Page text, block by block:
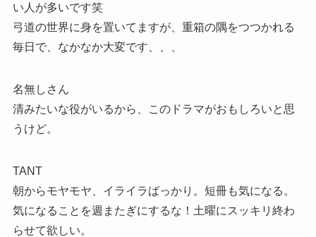
い人が多いです笑
弓道の世界に身を置いてますが、重箱の隅をつつかれる
毎日で、なかなか大変です、、、
名無しさん
清みたいな役がいるから、このドラマがおもしろいと思
うけど。
TANT
朝からモヤモヤ、イライラばっかり。短冊も気になる。
気になることを週またぎにするな！土曜にスッキリ終わ
らせて欲しい。